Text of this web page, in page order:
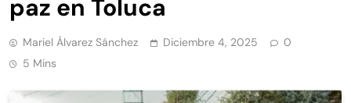
paz en Toluca
Mariel Álvarez Sánchez Diciembre 4, 2025
0
5 Mins